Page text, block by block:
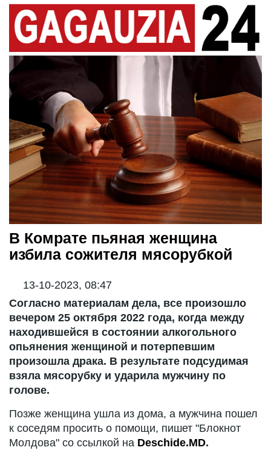
В Комрате пьяная женщина
избила сожителя мясорубкой
13-10-2023, 08:47
Согласно материалам дела, все произошло
вечером 25 октября 2022 года, когда между
находившейся в состоянии алкогольного
опьянения женщиной и потерпевшим
произошла драка. В результате подсудимая
взяла мясорубку и ударила мужчину по
голове.
Позже женщина ушла из дома, а мужчина пошел
к соседям просить о помощи, пишет "Блокнот
Молдова" со ссылкой на Deschide.MD.